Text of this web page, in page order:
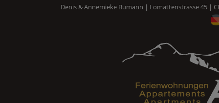
Denis & Annemieke Bumann | Lomattenstrasse 45 |